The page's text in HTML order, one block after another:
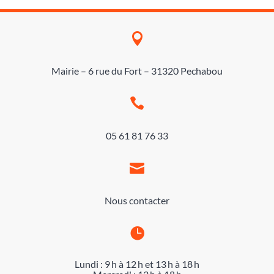

Mairie – 6 rue du Fort – 31320 Pechabou

05 61 81 76 33

Nous contacter

Lundi : 9 h à 12 h et 13 h à 18 h